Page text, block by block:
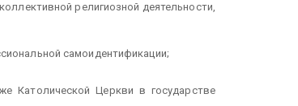
религиозной деятельности,
самоидентификации;
Католической Церкви в государстве